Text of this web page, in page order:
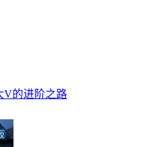
V的进阶之路